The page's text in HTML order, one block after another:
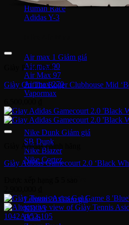
Human Race
Adidas Y-3
Air max 1
Air max 90
Air Max 97
Air max 270
Vapormax
Giày thời trang
Nike Dunk
SB Dunk
Nike Blazer
Nike Cortez
Lebron 20
KD 15
PG 6
Giày PickleBall
Giày On The Roger Clubhouse Mid
Giày Adidas chính hãng
Giày Adidas Gamecourt 2.0 ‘Black